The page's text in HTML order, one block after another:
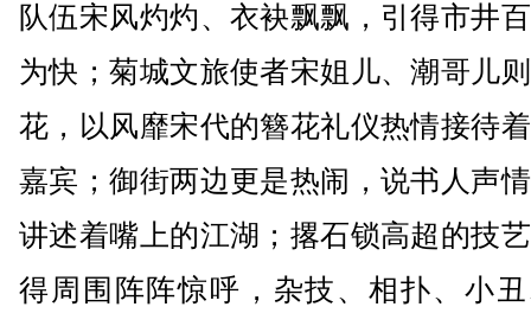
队伍宋风灼灼、衣袂飘飘，引得市井
为快；菊城文旅使者宋姐儿、潮哥儿
花，以风靡宋代的簪花礼仪热情接待
嘉宾；御街两边更是热闹，说书人声
讲述着嘴上的江湖；撂石锁高超的技
得周围阵阵惊呼，杂技、相扑、小